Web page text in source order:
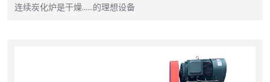
连续炭化炉是干燥……的理想设备